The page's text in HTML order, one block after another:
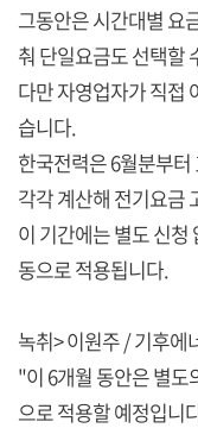
그동안은 시간대별 요
춰 단일요금도 선택할
다만 자영업자가 직접
습니다.
한국전력은 6월분부
각각 계산해 전기요금
이 기간에는 별도 신청
동으로 적용됩니다.
녹취> 이원주 / 기후
"이 6개월 동안은 별도
으로 적용할 예정입니